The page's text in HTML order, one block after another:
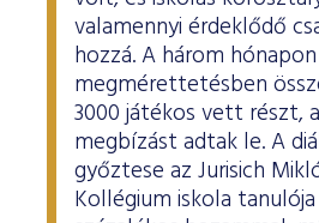
valamennyi érdeklődő
hozzá. A három
megmérettetésben
3000 játékos vett részt,
megbízást adtak le. A
győztese az Jurisich
Kollégium iskola